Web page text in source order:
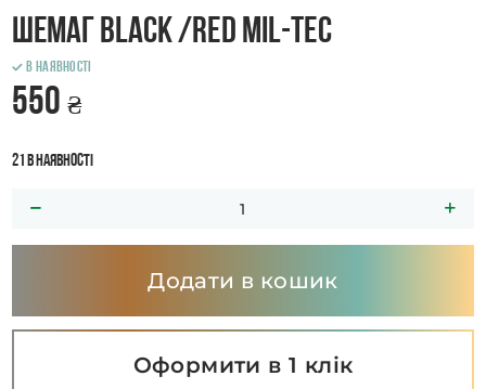
Шемаг BLАCK /RED Mil-tec
В наявності
550 ₴
21 в наявності
Додати в кошик
Оформити в 1 клік